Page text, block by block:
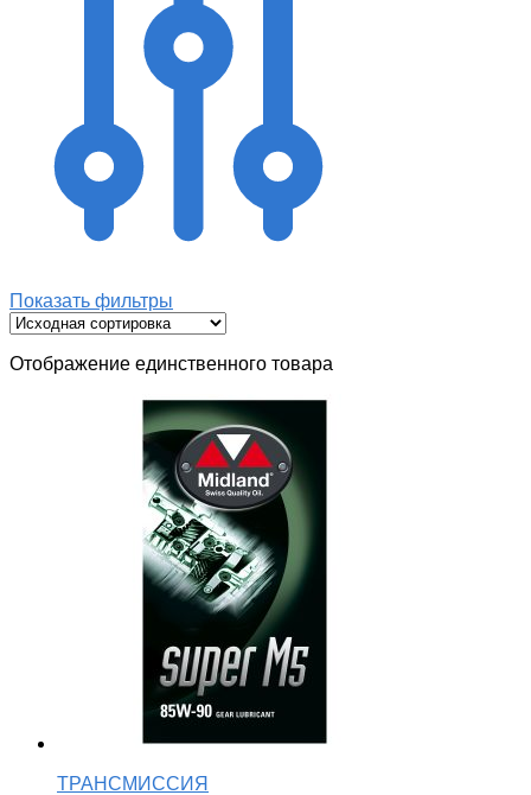
Показать фильтры
Отображение единственного товара
ТРАНСМИССИЯ